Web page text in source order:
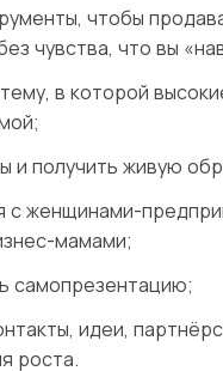
чтобы
чувства, что вы
в которой
и получить живую
с женщинами-
мамами;
самопрезентацию;
идеи,
роста.